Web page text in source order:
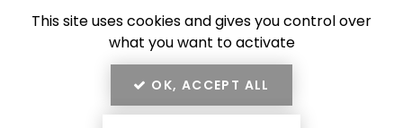
En savoir +
RMK Construction, construction de maisons et piscines
This site uses cookies and gives you control over
what you want to activate
OK, ACCEPT ALL